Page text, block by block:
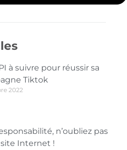
à suivre pour réussir sa
Tiktok
2022
n’oubliez pas
Internet !